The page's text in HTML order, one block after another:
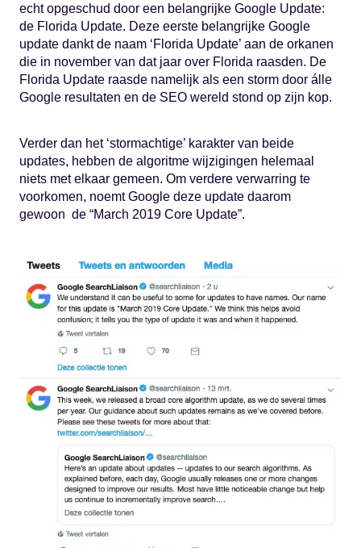
echt opgeschud door een belangrijke Google Update:
de Florida Update. Deze eerste belangrijke Google
update dankt de naam ‘Florida Update’ aan de orkanen
die in november van dat jaar over Florida raasden. De
Florida Update raasde namelijk als een storm door álle
Google resultaten en de SEO wereld stond op zijn kop.
Verder dan het ‘stormachtige’ karakter van beide
updates, hebben de algoritme wijzigingen helemaal
niets met elkaar gemeen. Om verdere verwarring te
voorkomen, noemt Google deze update daarom
gewoon de “March 2019 Core Update”.